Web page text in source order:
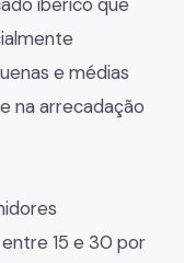
e médias
na arrecadação
15 e 30 por